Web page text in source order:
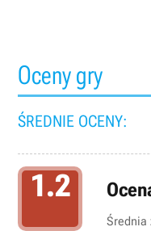
Oceny gry
ŚREDNIE OCENY:
1.2
Średnia